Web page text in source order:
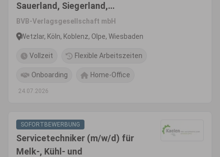
Sauerland, Siegerland,
Westerwald, Hunsrück und
Eifel
BVB-Verlagsgesellschaft mbH
Wetzlar, Köln, Koblenz, Olpe, Wiesbaden
Vollzeit Flexible Arbeitszeiten
Onboarding Home-Office
24.07.2026
SOFORTBEWERBUNG
Servicetechniker (m/w/d) für
Melk-, Kühl- und